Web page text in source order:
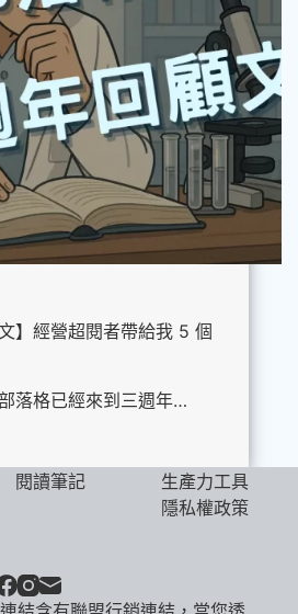
】經營超閱者帶給我 5 個
落格已經來到三週年…
閱讀筆記
生產力工具
隱私權政策